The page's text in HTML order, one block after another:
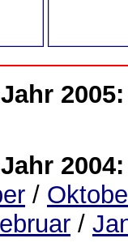
2005:
2004:
/
/